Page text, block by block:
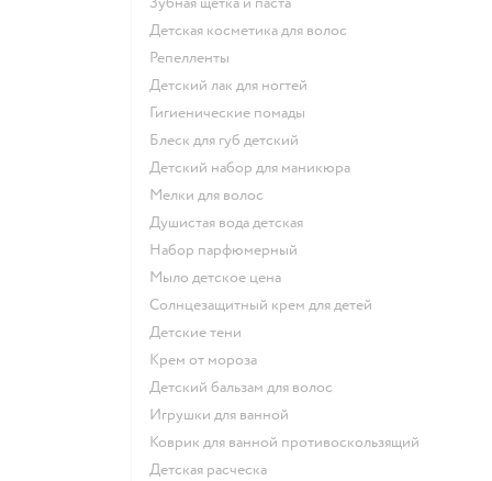
детская косметика для волос
репелленты
детский лак для ногтей
гигиенические помады
блеск для губ детский
детский набор для маникюра
мелки для волос
душистая вода детская
набор парфюмерный
мыло детское цена
солнцезащитный крем для детей
детские тени
крем от мороза
детский бальзам для волос
игрушки для ванной
коврик для ванной противоскользящий
детская расческа